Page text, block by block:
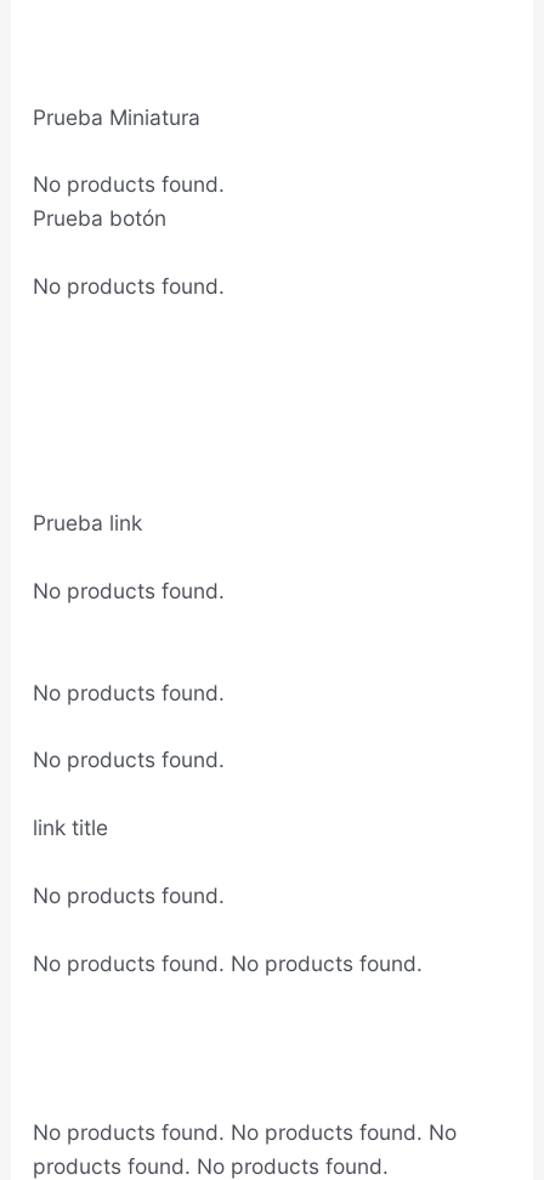
Prueba Miniatura
No products found.
Prueba botón
No products found.
Prueba link
No products found.
No products found.
No products found.
link title
No products found.
No products found. No products found.
No products found. No products found. No
products found. No products found.